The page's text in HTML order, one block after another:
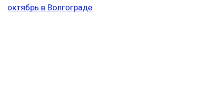
октябрь в Волгограде